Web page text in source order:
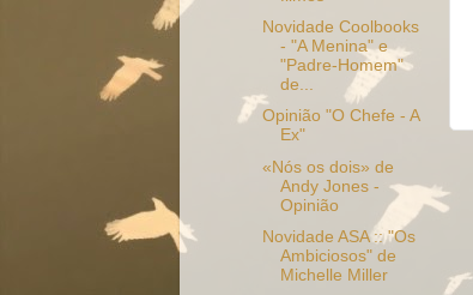
Novidade Coolbooks
- "A Menina" e
"Padre-Homem"
de...
Opinião "O Chefe - A
Ex"
«Nós os dois» de
Andy Jones -
Opinião
Novidade ASA :: "Os
Ambiciosos" de
Michelle Miller